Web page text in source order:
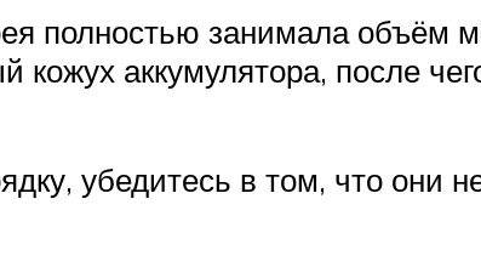
полностью занимала объём
кожух аккумулятора, после
убедитесь в том, что они